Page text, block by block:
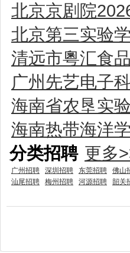
北京京剧院
北京第三实验
清远市粵汇食
广州先艺电子
海南省农垦实
海南热带海洋
分类招聘 更多
广州招聘 深圳招聘 东莞招聘 佛山
汕尾招聘
梅州招聘 河源招聘 韶关